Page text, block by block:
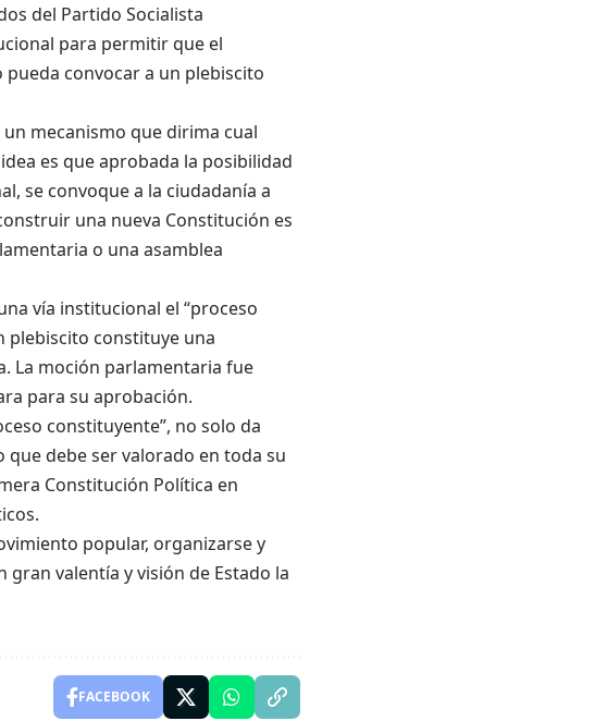
del Partido Socialista
para permitir que el
convocar a un plebiscito
mecanismo que dirima cual
es que aprobada la posibilidad
se convoque a la ciudadanía a
una nueva Constitución es
o una asamblea
vía institucional el “proceso
plebiscito constituye una
La moción parlamentaria fue
para su aprobación.
constituyente”, no solo da
debe ser valorado en toda su
Constitución Política en
popular, organizarse y
valentía y visión de Estado la
FACEBOOK